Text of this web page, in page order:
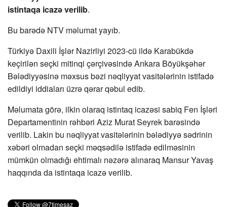
istintaqa icazə verilib.
Bu barədə NTV məlumat yayıb.
Türkiyə Daxili İşlər Nazirliyi 2023-cü ildə Karabükdə
keçirilən seçki mitinqi çərçivəsində Ankara Böyükşəhər
Bələdiyyəsinə məxsus bəzi nəqliyyat vasitələrinin istifadə
edildiyi iddiaları üzrə qərar qəbul edib.
Məlumata görə, ilkin olaraq istintaq icazəsi sabiq Fen İşləri
Departamentinin rəhbəri Aziz Murat Seyrek barəsində
verilib. Lakin bu nəqliyyat vasitələrinin bələdiyyə sədrinin
xəbəri olmadan seçki məqsədilə istifadə edilməsinin
mümkün olmadığı ehtimalı nəzərə alınaraq Mansur Yavaş
haqqında da istintaqa icazə verilib.